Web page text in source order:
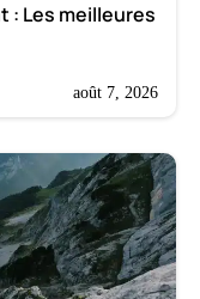
: Les meilleures
août 7, 2026